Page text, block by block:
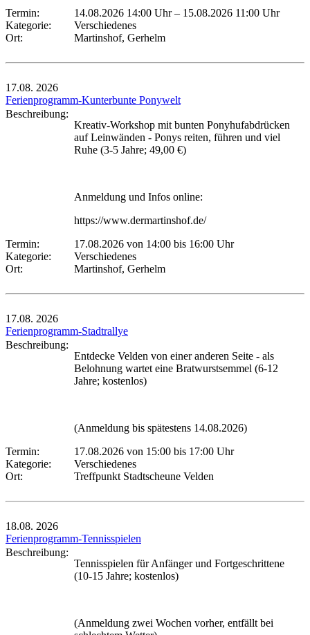
Termin: 14.08.2026 14:00 Uhr– 15.08.2026 11:00 Uhr
Kategorie:
Verschiedenes
Ort:
Martinshof, Gerhelm
17.08. 2026
Ferienprogramm-Kunterbunte Ponywelt
Beschreibung:
Kreativ-Workshop mit bunten Ponyhufabdrücken
auf Leinwänden - Ponys reiten, führen und viel
Ruhe (3-5 Jahre; 49,00 €)
Anmeldung und Infos online:
https://www.dermartinshof.de/
Termin:
17.08.2026 von 14:00 bis 16:00 Uhr
Kategorie:
Verschiedenes
Ort:
Martinshof, Gerhelm
17.08. 2026
Ferienprogramm-Stadtrallye
Beschreibung:
Entdecke Velden von einer anderen Seite - als
Belohnung wartet eine Bratwurstsemmel (6-12
Jahre; kostenlos)
(Anmeldung bis spätestens 14.08.2026)
Termin:
17.08.2026 von 15:00 bis 17:00 Uhr
Kategorie:
Verschiedenes
Ort:
Treffpunkt Stadtscheune Velden
18.08. 2026
Ferienprogramm-Tennisspielen
Beschreibung:
Tennisspielen für Anfänger und Fortgeschrittene
(10-15 Jahre; kostenlos)
(Anmeldung zwei Wochen vorher, entfällt bei